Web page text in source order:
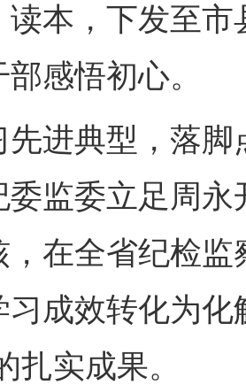
读本，下发至
感悟初心。
典型，落脚
委监委立足周
，在全省纪检
成效转化为化
扎实成果。